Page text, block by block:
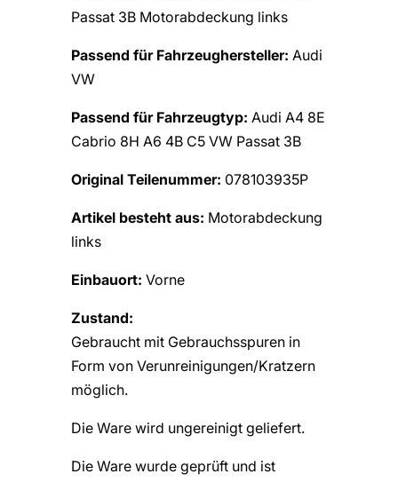
Passat 3B Motorabdeckung links
Passend für Fahrzeughersteller: Audi
VW
Passend für Fahrzeugtyp: Audi A4 8E
Cabrio 8H A6 4B C5 VW Passat 3B
Original Teilenummer: 078103935P
Artikel besteht aus: Motorabdeckung
links
Einbauort: Vorne
Zustand:
Gebraucht mit Gebrauchsspuren in
Form von Verunreinigungen/Kratzern
möglich.
Die Ware wird ungereinigt geliefert.
Die Ware wurde geprüft und ist